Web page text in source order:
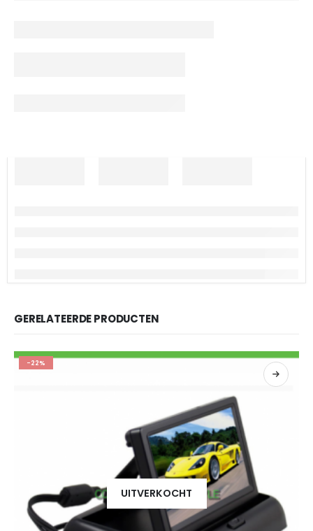
GERELATEERDE PRODUCTEN
-22%
UITVERKOCHT